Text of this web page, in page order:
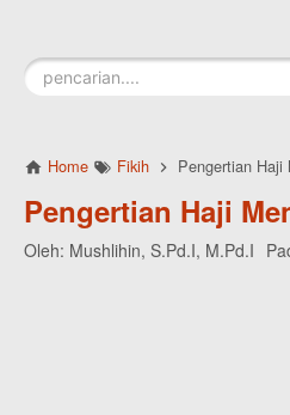
Home Fikih Pengertian Haji
Pengertian Haji
Oleh: Mushlihin, S.Pd.I, M.Pd.I